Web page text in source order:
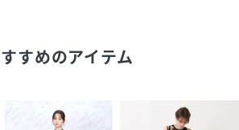
すめのアイテム